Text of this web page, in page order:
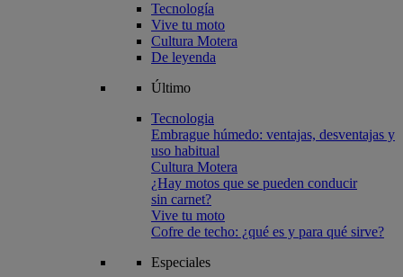
Tecnología
Vive tu moto
Cultura Motera
De leyenda
Último
Tecnologia
Embrague húmedo: ventajas, desventajas y
uso habitual
Cultura Motera
¿Hay motos que se pueden conducir
sin carnet?
Vive tu moto
Cofre de techo: ¿qué es y para qué sirve?
Especiales